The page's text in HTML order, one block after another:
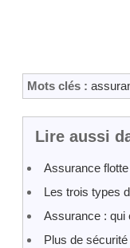
Mots clés :
Lire aussi
Assurance flotte
Les trois types
Assurance : qui
Plus de